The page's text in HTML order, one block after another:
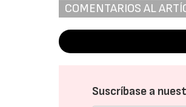
COMENTARIOS AL
Suscríbase a